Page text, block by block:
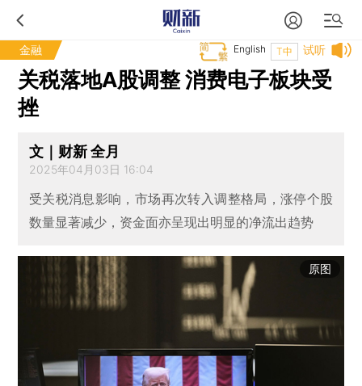
金融 试听
T中
English
关税落地A股调整 消费电子板块受
挫
文｜财新 全月
2025年04月03日 16:04
受关税消息影响，市场再次转入调整格局，涨停个股
数量显著减少，资金面亦呈现出明显的净流出趋势
原图